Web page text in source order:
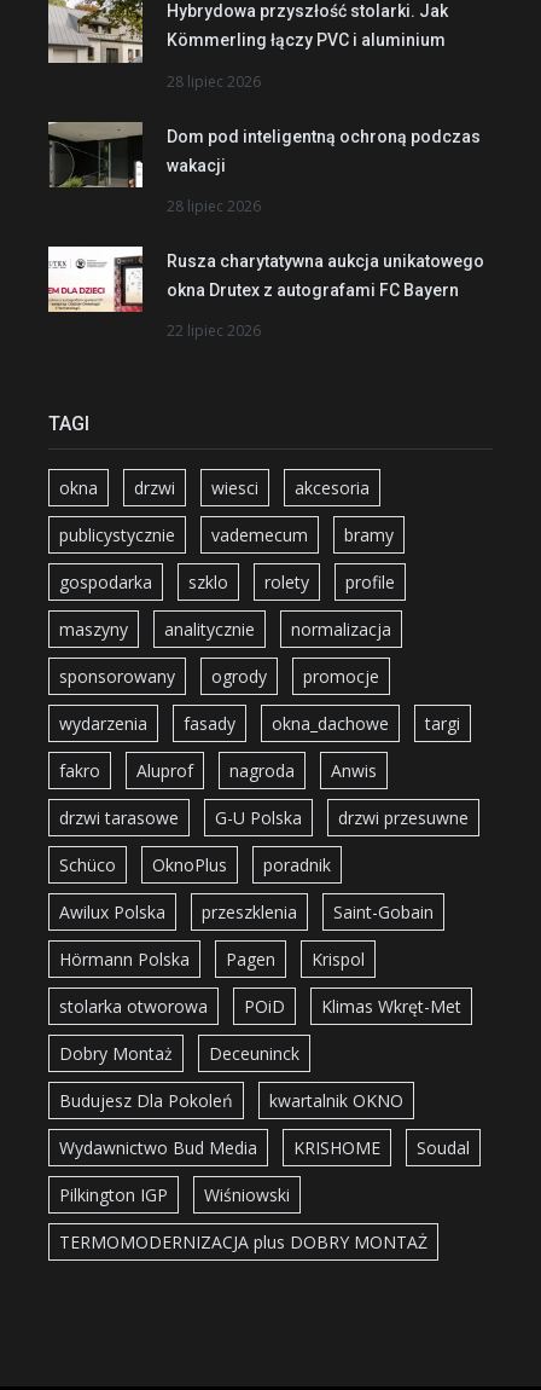
Hybrydowa przyszłość stolarki. Jak
Kömmerling łączy PVC i aluminium
28 lipiec 2026
Dom pod inteligentną ochroną podczas
wakacji
28 lipiec 2026
Rusza charytatywna aukcja unikatowego
okna Drutex z autografami FC Bayern
22 lipiec 2026
TAGI
okna drzwi wiesci akcesoria
publicystycznie vademecum bramy
gospodarka szklo rolety profile
maszyny analitycznie normalizacja
sponsorowany ogrody promocje
wydarzenia fasady okna_dachowe targi
fakro Aluprof nagroda Anwis
drzwi tarasowe G-U Polska drzwi przesuwne
Schüco OknoPlus poradnik
Awilux Polska przeszklenia Saint-Gobain
Hörmann Polska Pagen Krispol
stolarka otworowa POiD Klimas Wkręt-Met
Dobry Montaż Deceuninck
Budujesz Dla Pokoleń kwartalnik OKNO
Wydawnictwo Bud Media KRISHOME Soudal
Pilkington IGP Wiśniowski
TERMOMODERNIZACJA plus DOBRY MONTAŻ